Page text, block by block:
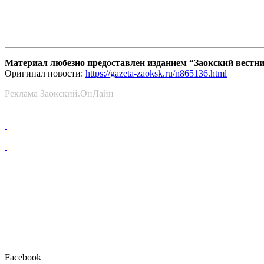
Материал любезно предоставлен изданием “Заокский
Оригинал новости: https://gazeta-zaoksk.ru/n865136.html
Реклама Заокский.ОнЛайн
Facebook